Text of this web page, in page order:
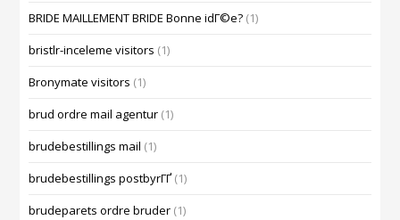
BRIDE MAILLEMENT BRIDE Bonne idГ©e? (1)
bristlr-inceleme visitors (1)
Bronymate visitors (1)
brud ordre mail agentur (1)
brudebestillings mail (1)
brudebestillings postbyrГҐ (1)
brudeparets ordre bruder (1)